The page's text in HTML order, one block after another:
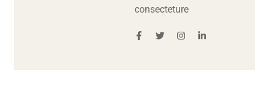
consecteture